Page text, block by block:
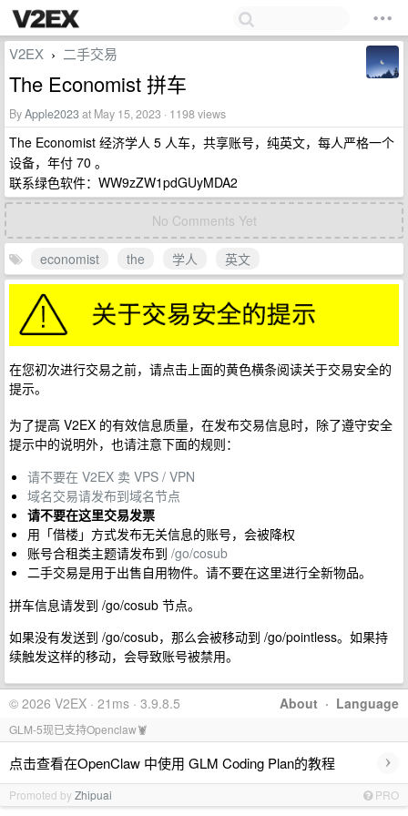
V2EX › 二手交易
The Economist 拼车
ByApple2023at May 15, 2023 · 1198 views
The Economist 经济学人 5 人车，共享账号，纯英文，每人严格一个
设备，年付 70 。
联系绿色软件：WW9zZW1pdGUyMDA2
No Comments Yet
economist the 学人 英文
在您初次进行交易之前，请点击上面的黄色横条阅读关于交易安全的
提示。
为了提高 V2EX 的有效信息质量，在发布交易信息时，除了遵守安全
提示中的说明外，也请注意下面的规则：
请不要在 V2EX 卖 VPS / VPN
域名交易请发布到域名节点
请不要在这里交易发票
用「借楼」方式发布无关信息的账号，会被降权
账号合租类主题请发布到 /go/cosub
二手交易是用于出售自用物件。请不要在这里进行全新物品。
拼车信息请发到 /go/cosub 节点。
如果没有发送到 /go/cosub，那么会被移动到 /go/pointless。如果持
续触发这样的移动，会导致账号被禁用。
About · Language
© 2026 V2EX · 21ms · 3.9.8.5
GLM-5现已支持Openclaw🦞
点击查看在OpenClaw 中使用 GLM Coding Plan的教程 ›
Promoted byZhipuai PRO